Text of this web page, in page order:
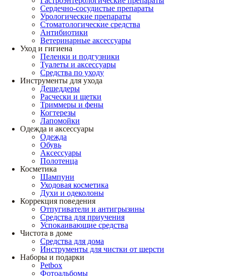
Сердечно-сосудистые препараты
Урологические препараты
Стоматологические средства
Антибиотики
Ветеринарные аксессуары
Уход и гигиена
Пеленки и подгузники
Туалеты и аксессуары
Средства по уходу
Инструменты для ухода
Дешеддеры
Расчески и щетки
Триммеры и фены
Когтерезы
Лапомойки
Одежда и аксессуары
Одежда
Обувь
Аксессуары
Полотенца
Косметика
Шампуни
Уходовая косметика
Духи и одеколоны
Коррекция поведения
Отпугиватели и антигрызины
Средства для приучения
Успокаивающие средства
Чистота в доме
Средства для дома
Инструменты для чистки от шерсти
Наборы и подарки
Petbox
Фотоальбомы